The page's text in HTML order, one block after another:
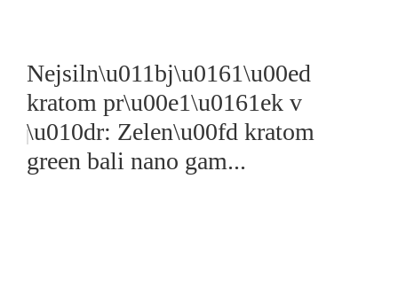
Nejsiln\u011bj\u0161\u00ed
kratom pr\u00e1\u0161ek v
\u010dr: Zelen\u00fd kratom
green bali nano gam...